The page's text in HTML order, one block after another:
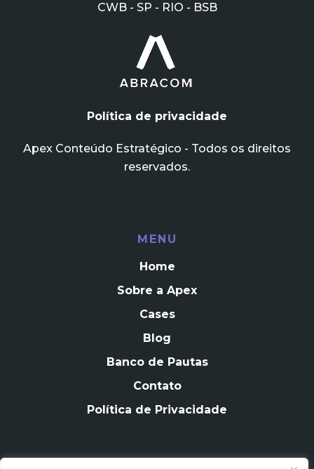
CWB - SP - RIO - BSB
Política de privacidade
Apex Conteúdo Estratégico - Todos os direitos
reservados.
MENU
Home
Sobre a Apex
Cases
Blog
Banco de Pautas
Contato
Política de Privacidade